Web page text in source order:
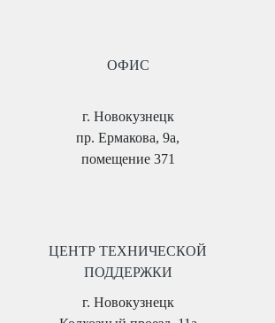
ОФИС
г. Новокузнецк
пр. Ермакова, 9а,
помещение 371
ЦЕНТР ТЕХНИЧЕСКОЙ
ПОДДЕРЖКИ
г. Новокузнецк